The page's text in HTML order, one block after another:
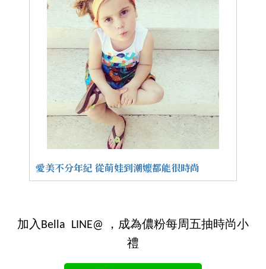
愛美不分年紀 從萌娃到潮嬤都能很時尚
加入Bella LINE@ ，成為儂粉每周五抽時尚小
禮